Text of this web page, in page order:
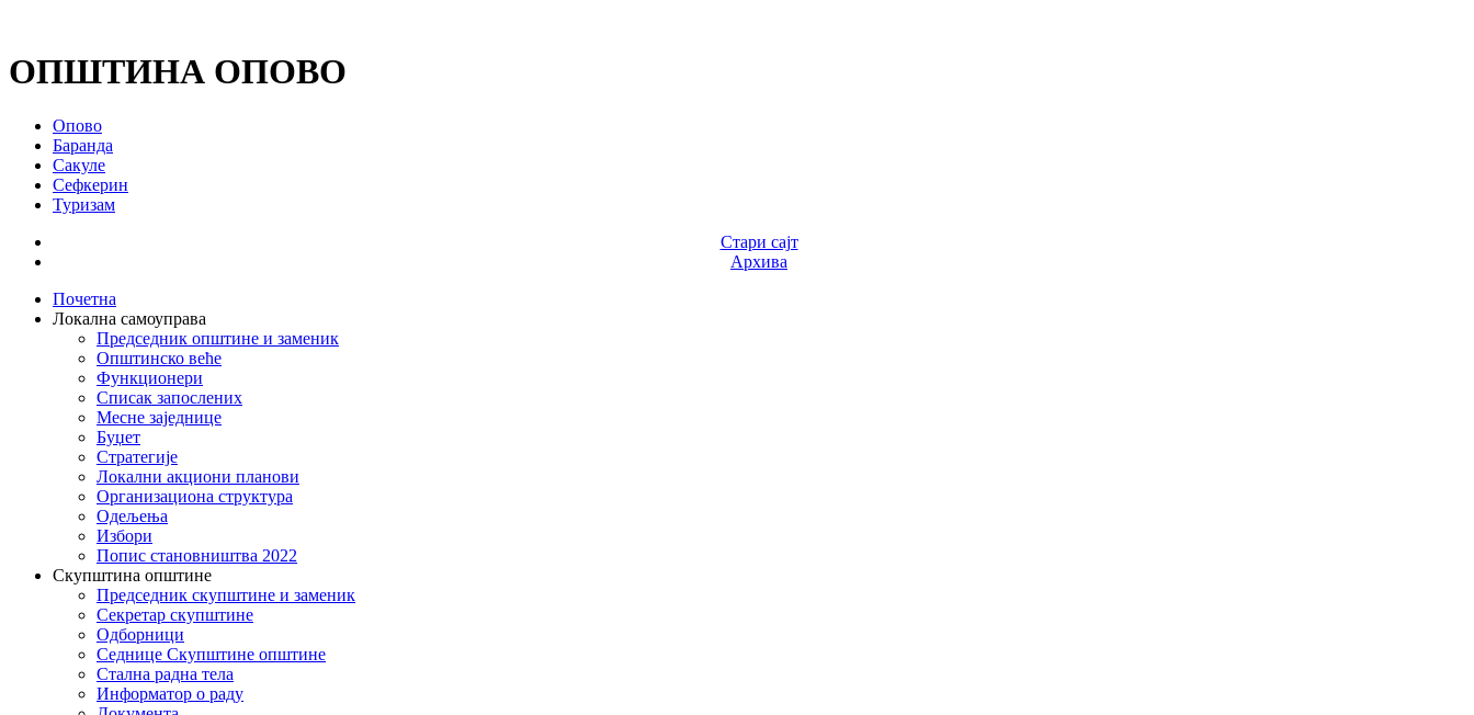
ОПШТИНА ОПОВО
Опово
Баранда
Сакуле
Сефкерин
Туризам
Стари сајт
Архива
Почетна
Локална самоуправа
Председник општине и заменик
Општинско веће
Функционери
Списак запослених
Месне заједнице
Буџет
Стратегије
Локални акциони планови
Организациона структура
Одељења
Избори
Попис становништва 2022
Скупштина општине
Председник скупштине и заменик
Секретар скупштине
Одборници
Седнице Скупштине општине
Стална радна тела
Информатор о раду